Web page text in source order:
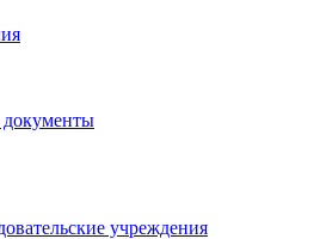
учреждения